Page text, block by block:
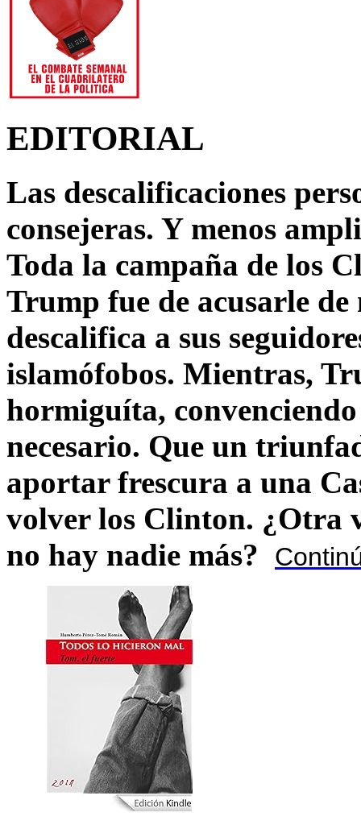
EDITORIAL
Las descalificaciones
consejeras. Y menos
Toda la campaña de los
Trump fue de acusarle
descalifica a sus
islamófobos. Mientras,
hormiguíta,
necesario. Que un
aportar frescura a una
volver los Clinton. ¿Otra
no hay nadie más?